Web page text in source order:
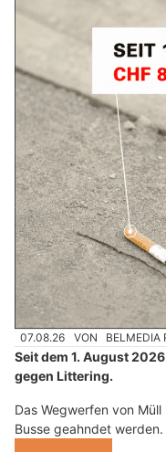
07.08.26 VON BELMEDIA
Seit dem 1. August
gegen Littering.
Das Wegwerfen von
Busse geahndet werden.